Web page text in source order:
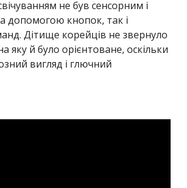
не був сенсорним і
допомогою кнопок, так і
Дітище корейців не звернуло
яку й було орієнтоване, оскільки
вигляд і глючний